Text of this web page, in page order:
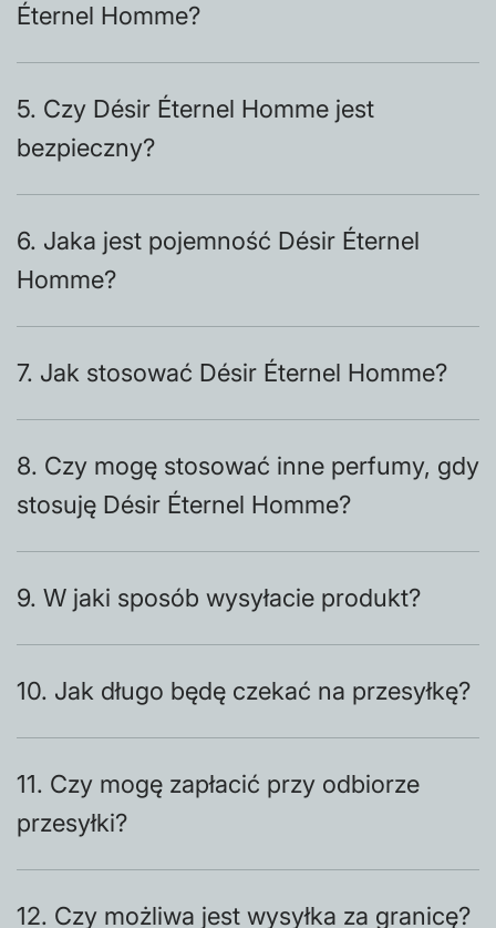
Éternel Homme?
5. Czy Désir Éternel Homme jest
bezpieczny?
6. Jaka jest pojemność Désir Éternel
Homme?
7. Jak stosować Désir Éternel Homme?
8. Czy mogę stosować inne perfumy, gdy
stosuję Désir Éternel Homme?
9. W jaki sposób wysyłacie produkt?
10. Jak długo będę czekać na przesyłkę?
11. Czy mogę zapłacić przy odbiorze
przesyłki?
12. Czy możliwa jest wysyłka za granicę?